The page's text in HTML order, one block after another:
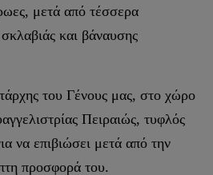
μετά από τέσσερα
και βάναυσης
του Γένους μας, στο χώρο
Πειραιώς, τυφλός
να επιβιώσει μετά από την
προσφορά του.